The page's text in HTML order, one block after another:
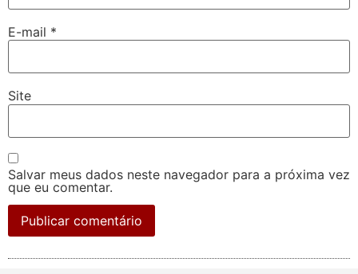
E-mail *
Site
Salvar meus dados neste navegador para a próxima vez
que eu comentar.